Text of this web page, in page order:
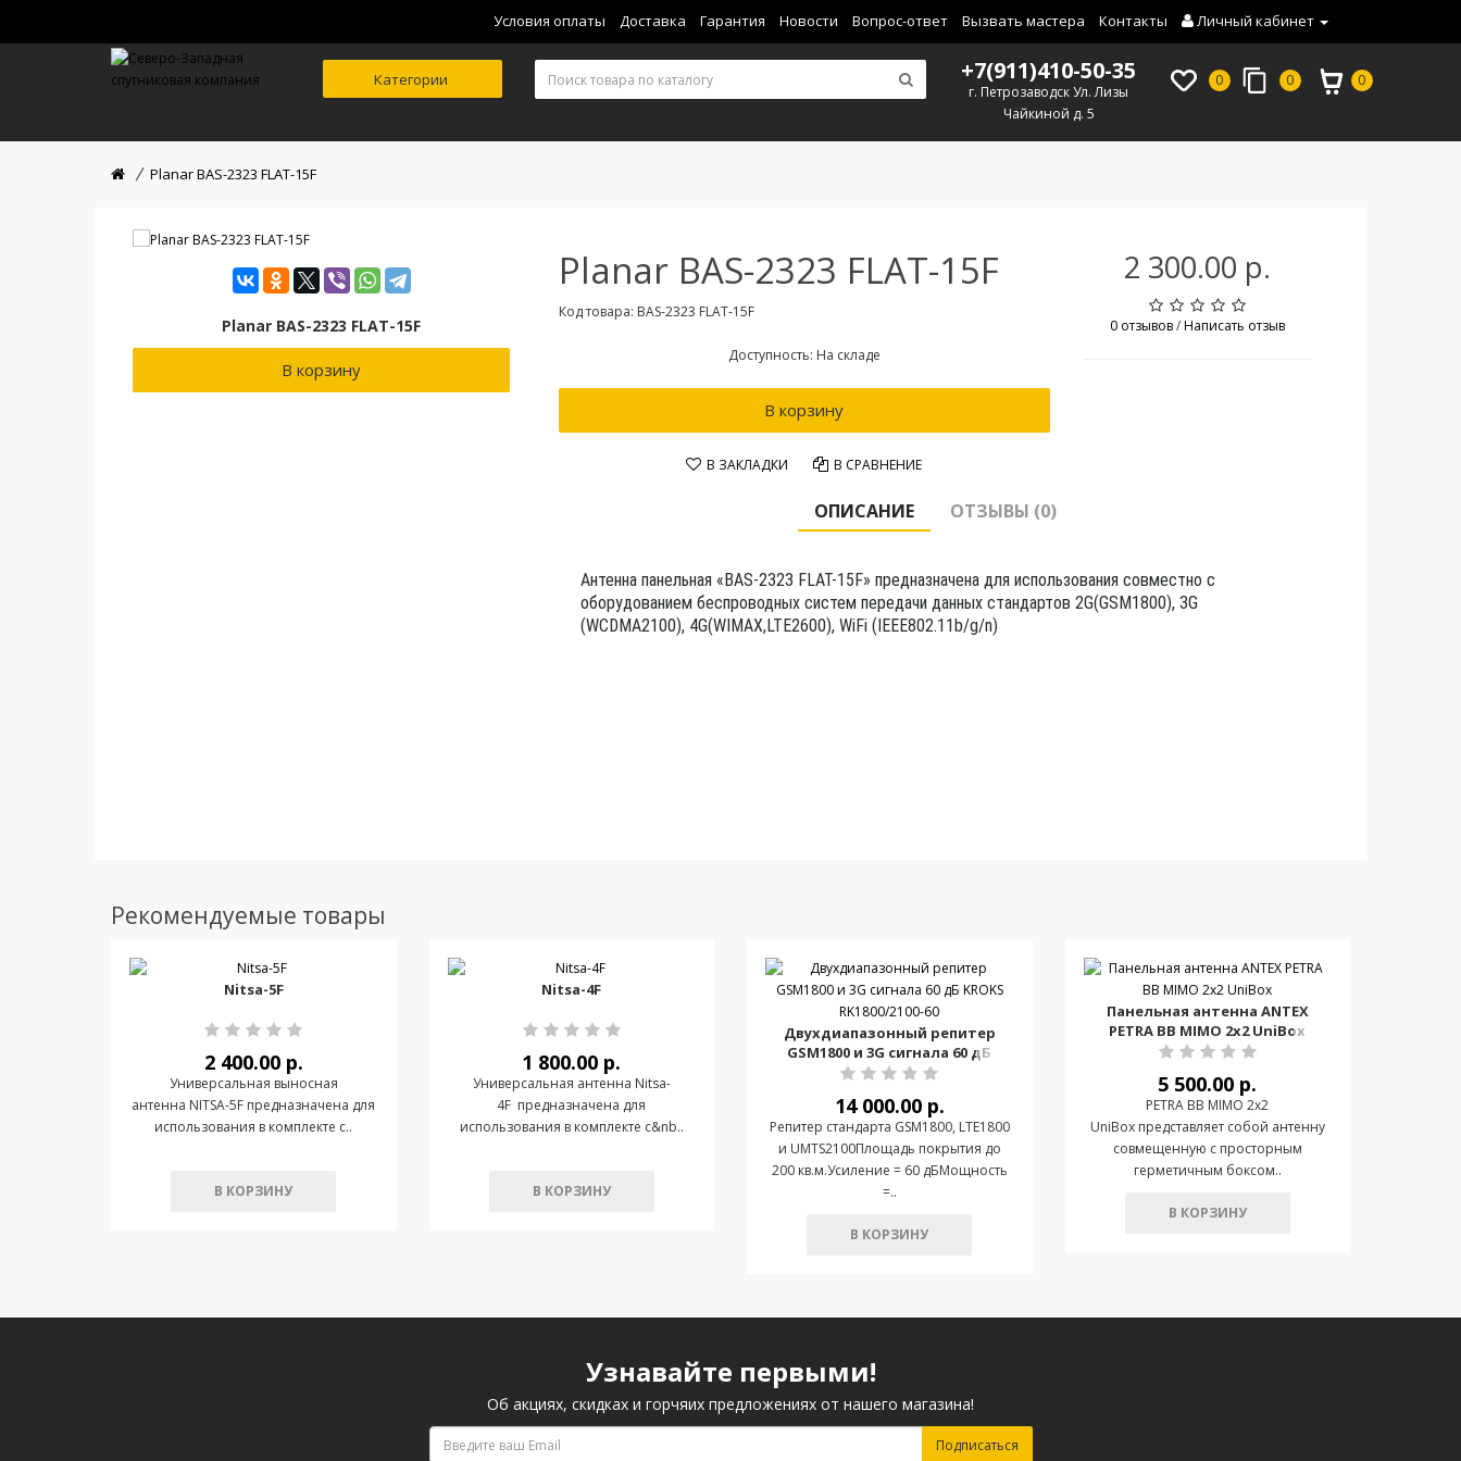
Условия оплаты Доставка Гарантия Новости Вопрос-ответ Вызвать мастера Контакты Личный кабинет
Категории +7(911)410-50-35
г. Петрозаводск Ул. Лизы
Чайкиной д. 5
0 0 0
Planar BAS-2323 FLAT-15F
Planar BAS-2323 FLAT-15F
В корзину
Planar BAS-2323 FLAT-15F
Код товара: BAS-2323 FLAT-15F
Доступность: На складе
В корзину
В ЗАКЛАДКИ В СРАВНЕНИЕ
2 300.00 р.
0 отзывов/Написать отзыв
ОПИСАНИЕ ОТЗЫВЫ (0)
Антенна панельная «BAS-2323 FLAT-15F» предназначена для использования совместно с
оборудованием беспроводных систем передачи данных стандартов 2G(GSM1800), 3G
(WCDMA2100), 4G(WIMAX,LTE2600), WiFi (IEEE802.11b/g/n)
Рекомендуемые товары
Nitsa-5F
2 400.00 р.
Универсальная выносная
антенна NITSA-5F предназначена для
использования в комплекте c..
В КОРЗИНУ
Nitsa-4F
1 800.00 р.
Универсальная антенна Nitsa-
4F предназначена для
использования в комплекте c&nb..
В КОРЗИНУ
Двухдиапазонный репитер
GSM1800 и 3G сигнала 60 дБ
KROKS RK1800/2100-60
14 000.00 р.
Репитер стандарта GSM1800, LTE1800
и UMTS2100Площадь покрытия до
200 кв.м.Усиление = 60 дБМощность
=..
В КОРЗИНУ
Панельная антенна ANTEX
PETRA BB MIMO 2x2 UniBox
5 500.00 р.
PETRA BB MIMO 2x2
UniBox представляет собой антенну
совмещенную с просторным
герметичным боксом..
В КОРЗИНУ
Узнавайте первыми!
Об акциях, скидках и горчяих предложениях от нашего магазина!